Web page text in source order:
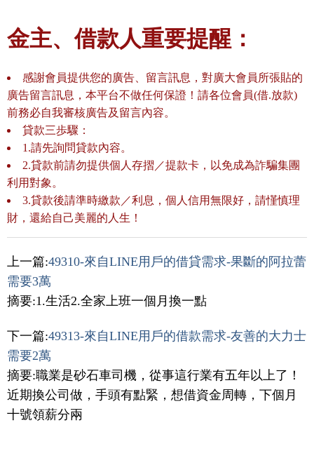
金主、借款人重要提醒：
感謝會員提供您的廣告、留言訊息，對廣大會員所張貼的
廣告留言訊息，本平台不做任何保證！請各位會員(借.放款)
前務必自我審核廣告及留言內容。
貸款三歩驟：
1.請先詢問貸款內容。
2.貸款前請勿提供個人存摺／提款卡，以免成為詐騙集團
利用對象。
3.貸款後請準時繳款／利息，個人信用無限好，請慬慎理
財，還給自己美麗的人生！
上一篇:49310-來自LINE用戶的借貸需求-果斷的阿拉蕾
需要3萬
摘要:1.生活2.全家上班一個月換一點
下一篇:49313-來自LINE用戶的借款需求-友善的大力士
需要2萬
摘要:職業是砂石車司機，從事這行業有五年以上了！
近期換公司做，手頭有點緊，想借資金周轉，下個月
十號領薪分兩